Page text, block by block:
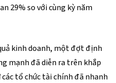
29% so với cùng kỳ năm
kinh doanh, một đợt định
mạnh đã diễn ra trên khắp
tổ chức tài chính đã nhanh